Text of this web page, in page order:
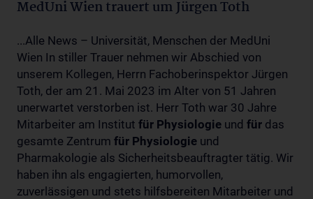
MedUni Wien trauert um Jürgen Toth
...Alle News – Universität, Menschen der MedUni
Wien In stiller Trauer nehmen wir Abschied von
unserem Kollegen, Herrn Fachoberinspektor Jürgen
Toth, der am 21. Mai 2023 im Alter von 51 Jahren
unerwartet verstorben ist. Herr Toth war 30 Jahre
Mitarbeiter am Institut für Physiologie und für das
gesamte Zentrum für Physiologie und
Pharmakologie als Sicherheitsbeauftragter tätig. Wir
haben ihn als engagierten, humorvollen,
zuverlässigen und stets hilfsbereiten Mitarbeiter und